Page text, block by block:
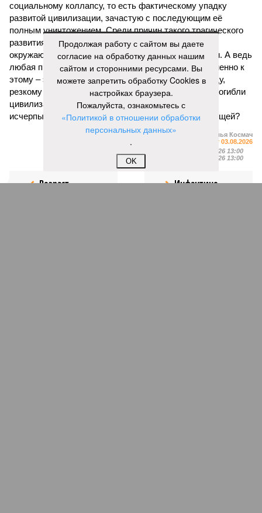
социальному коллапсу, то есть фактическому упадку
развитой цивилизации, зачастую с последующим её
полным уничтожением. Среди причин такого трагического
развития событий учёные называют деградацию
окружающей среды, истощение ресурсов и болезни. А ведь
любая природная катастрофа непременно ведёт именно к
этому – экономическому кризису, эпидемиям, голоду,
резкому сокращению численности населения. Так погибли
цивилизации шумеров, майя, кхмеров – список не
исчерпывающий. Какая цивилизация будет следующей?
Илья Космач
«Наша версия» №29 от 03.08.2026
05.08.2026 13:00
Отредактировано:
05.08.2026 13:00
Возраст Инфантино
Продолжая работу с сайтом вы даете
согласие на обработку данных нашим
сайтом и сторонними ресурсами. Вы
можете запретить обработку Cookies в
настройках браузера.
Пожалуйста, ознакомьтесь с
«Политикой в отношении обработки
персональных данных»
.
OK